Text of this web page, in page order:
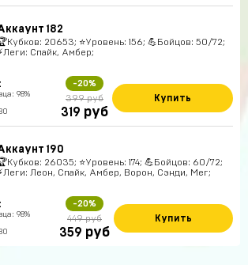
182
20653; ⭐Уровень: 156; 💪Бойцов: 50/72;
Спайк, Амбер;
98%
-20%
399 руб
319 руб
Купить
190
26035; ⭐Уровень: 174; 💪Бойцов: 60/72;
Леон, Спайк, Амбер, Ворон, Сэнди, Мег;
98%
-20%
449 руб
359 руб
Купить